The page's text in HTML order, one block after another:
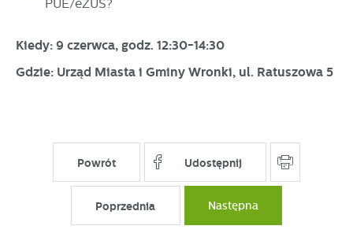
PUE/eZUS?
Kiedy: 9 czerwca, godz. 12:30-14:30
Gdzie: Urząd Miasta i Gminy Wronki, ul. Ratuszowa 5
Powrót Udostępnij
Poprzednia Następna
postaci wiadomości, ofert, komunikatów mediów
społecznościowych.